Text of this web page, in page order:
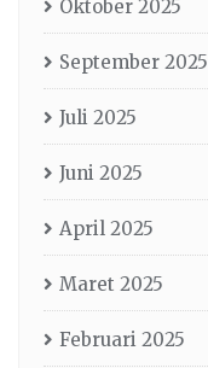
Oktober 2025
September 2025
Juli 2025
Juni 2025
April 2025
Maret 2025
Februari 2025